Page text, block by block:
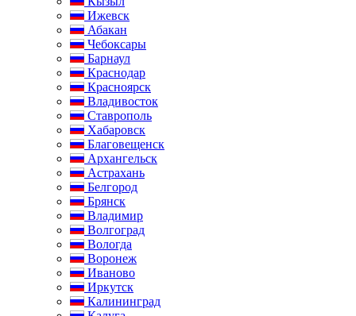
Ижевск
Абакан
Чебоксары
Барнаул
Краснодар
Красноярск
Владивосток
Ставрополь
Хабаровск
Благовещенск
Архангельск
Астрахань
Белгород
Брянск
Владимир
Волгоград
Вологда
Воронеж
Иваново
Иркутск
Калининград